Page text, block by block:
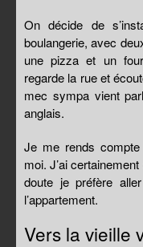
On décide de
boulangerie, avec
une pizza et un
regarde la rue et
mec sympa vient
anglais.
Je me rends
moi. J’ai
doute je préfère
l’appartement.
Vers la vieille